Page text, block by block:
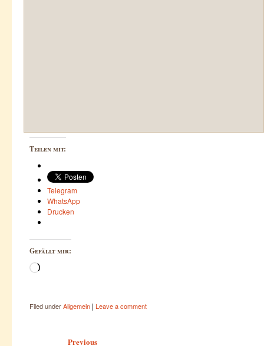
Teilen mit:
Telegram
WhatsApp
Drucken
Gefällt mir:
Wird
Filed underAllgemein | Leave a comment
Previous